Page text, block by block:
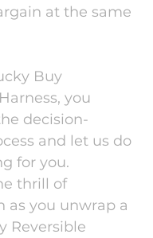
at the same
Buy
you
decision-
and let us do
for you.
thrill of
as you unwrap a
Reversible